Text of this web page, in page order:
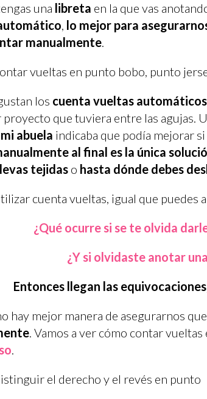
una libreta en la que vas
, lo mejor para
manualmente.
los cuenta vueltas automáticos
proyecto que tuviera entre las agujas.
abuela indicaba que podía mejorar
al final es la única
tejidaso hasta dónde debes
cuenta vueltas, igual que puedes
¿Qué ocurre si se te olvida
¿Y si olvidaste anotar
Entonces llegan las
hay mejor manera de asegurarnos que
. Vamos a ver cómo contar
.